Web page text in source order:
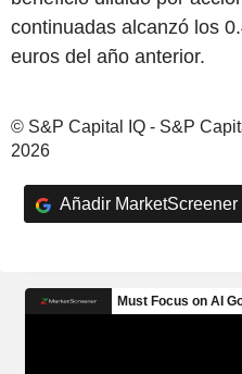
continuadas alcanzó los
euros del año anterior.
© S&P Capital IQ - S&P
2026
Añadir MarketScreener